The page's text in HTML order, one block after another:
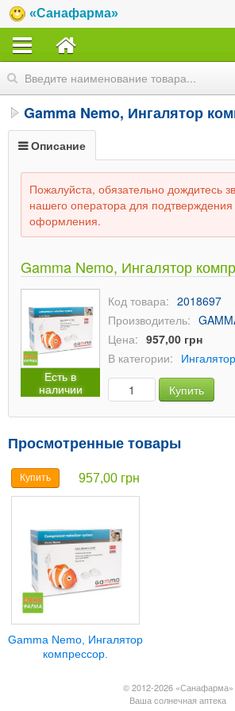
«Санафарма»
Gamma Nemo, Ингалятор
Описание
Пожалуйста, обязательно дождитесь
нашего оператора для подтверждения
оформления.
Gamma Nemo, Ингалятор
Есть в
наличии
Код товара: 2018697
Производитель:
Цена: 957,00 грн
В категории:
Купить
Просмотренные товары
Купить 957,00 грн
Gamma Nemo, Ингалятор
компрессор.
© 2012-2026 «Санафарма»
Ваша солнечная аптека